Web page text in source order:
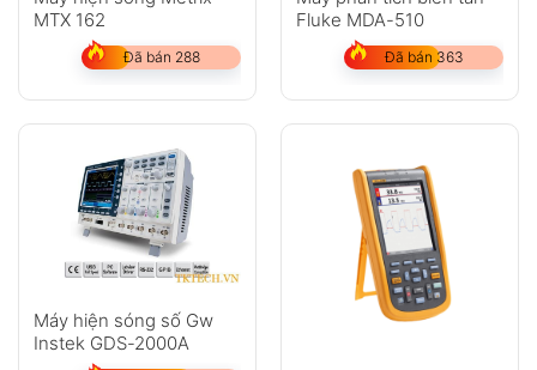
MTX 162
Đã bán 288
Fluke MDA-510
Đã bán 363
Máy hiện sóng số Gw
Instek GDS-2000A